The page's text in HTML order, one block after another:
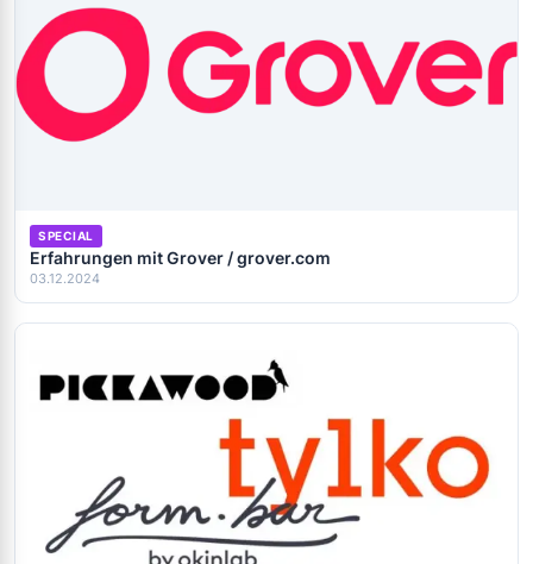
SPECIAL
Erfahrungen mit Grover / grover.com
03.12.2024